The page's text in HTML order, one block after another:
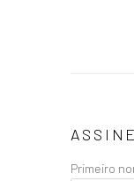
Primeiro